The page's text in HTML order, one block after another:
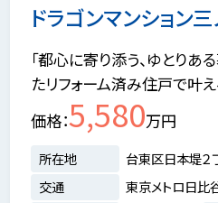
ドラゴンマンション
「都心に寄り添う、ゆとりあ
たリフォーム済み住戸で叶
価格 5,580万円
所在地
台東区日本堤２
交通
東京メトロ日比